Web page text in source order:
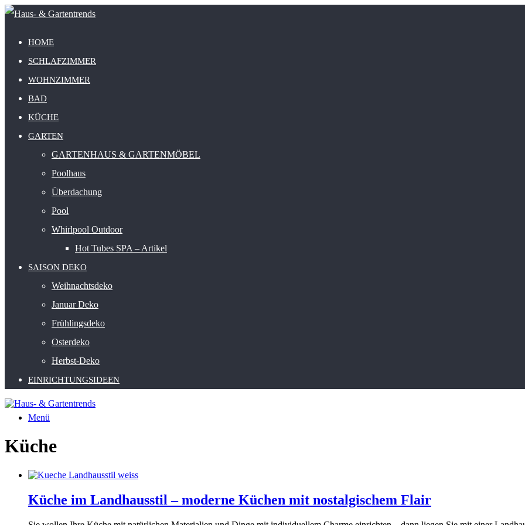
HOME
SCHLAFZIMMER
WOHNZIMMER
BAD
KÜCHE
GARTEN
GARTENHAUS & GARTENMÖBEL
Poolhaus
Überdachung
Pool
Whirlpool Outdoor
Hot Tubes SPA – Artikel
SAISON DEKO
Weihnachtsdeko
Januar Deko
Frühlingsdeko
Osterdeko
Herbst-Deko
EINRICHTUNGSIDEEN
Menü
Küche
Küche im Landhausstil – moderne Küchen mit nostalgischem Flair